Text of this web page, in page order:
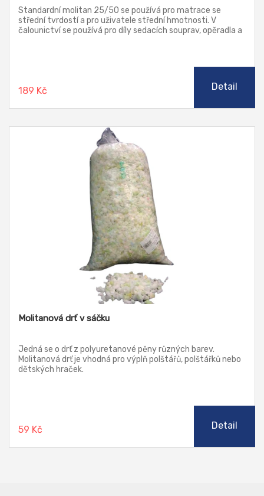
Standardní molitan 25/50 se používá pro matrace se
střední tvrdostí a pro uživatele střední hmotnosti. V
čalounictví se používá pro díly sedacích souprav, opěradla a
189 Kč Detail
Molitanová drť v sáčku
Jedná se o drť z polyuretanové pěny různých barev.
Molitanová drť je vhodná pro výplň polštářů, polštářků nebo
dětských hraček.
59 Kč Detail